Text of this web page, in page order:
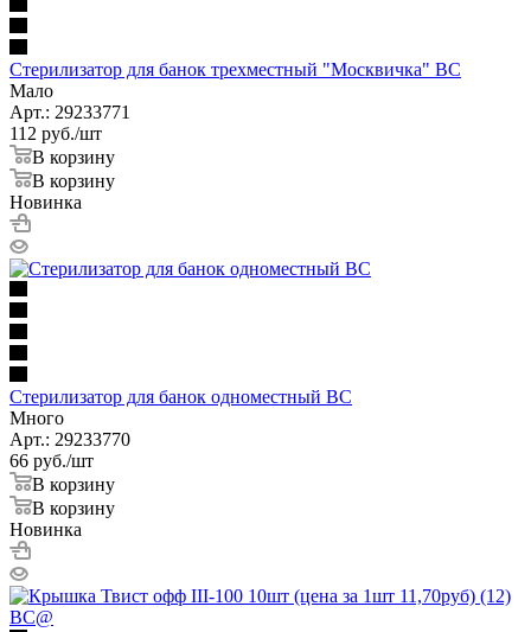
Стерилизатор для банок трехместный "Москвичка" ВС
Мало
Арт.: 29233771
112 руб./шт
В корзину
В корзину
Новинка
Стерилизатор для банок одноместный ВС
Много
Арт.: 29233770
66 руб./шт
В корзину
В корзину
Новинка